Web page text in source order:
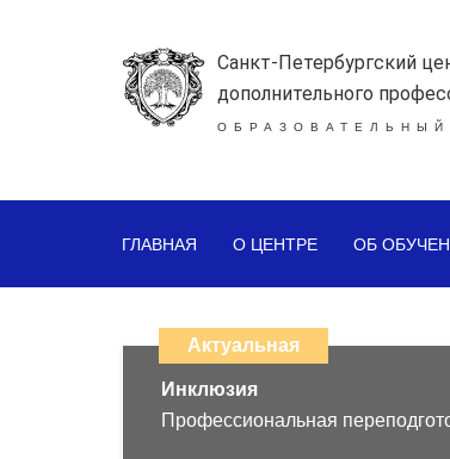
Санкт-Петербургский
дополнительного
ОБРАЗОВАТЕЛЬНЫЙ
ГЛАВНАЯ О ЦЕНТРЕ ОБ
дистанционных
Актуальная
Инклюзия
Профессиональная